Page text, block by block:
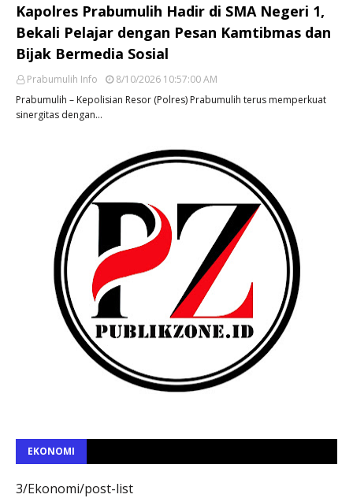
Kapolres Prabumulih Hadir di SMA Negeri 1,
Bekali Pelajar dengan Pesan Kamtibmas dan
Bijak Bermedia Sosial
Prabumulih Info
8/10/2026 10:57:00 AM
Prabumulih – Kepolisian Resor (Polres) Prabumulih terus memperkuat
sinergitas dengan…
EKONOMI
3/Ekonomi/post-list